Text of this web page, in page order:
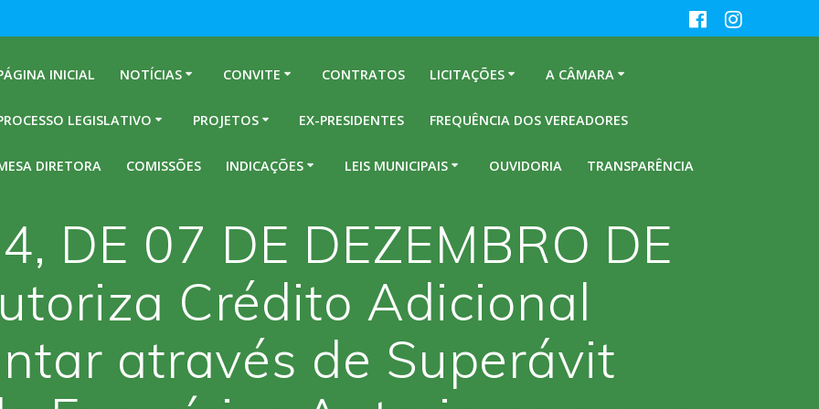
INICIAL NOTÍCIAS CONVITE CONTRATOS LICITAÇÕES A CÂMARA
LEGISLATIVO PROJETOS EX-PRESIDENTES FREQUÊNCIA DOS VEREADORES
DIRETORA COMISSÕES INDICAÇÕES LEIS MUNICIPAIS OUVIDORIA TRANSPARÊNCIA
DE 07 DE DEZEMBRO DE
Crédito Adicional
através de Superávit